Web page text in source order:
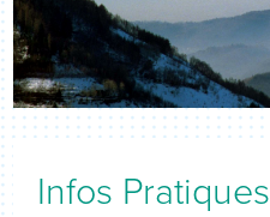
Infos Pratiques